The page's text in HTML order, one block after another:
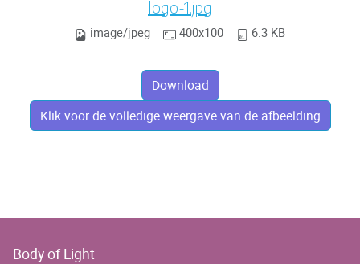
logo-1.jpg
image/jpeg 400x100 6.3 KB
Download
Klik voor de volledige weergave van de afbeelding
Body of Light